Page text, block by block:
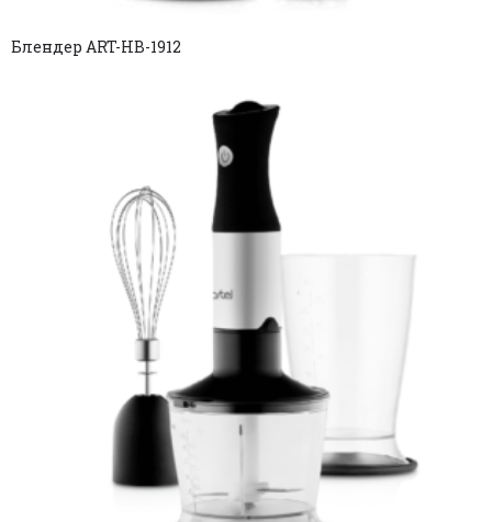
Блендер ART-HB-1912